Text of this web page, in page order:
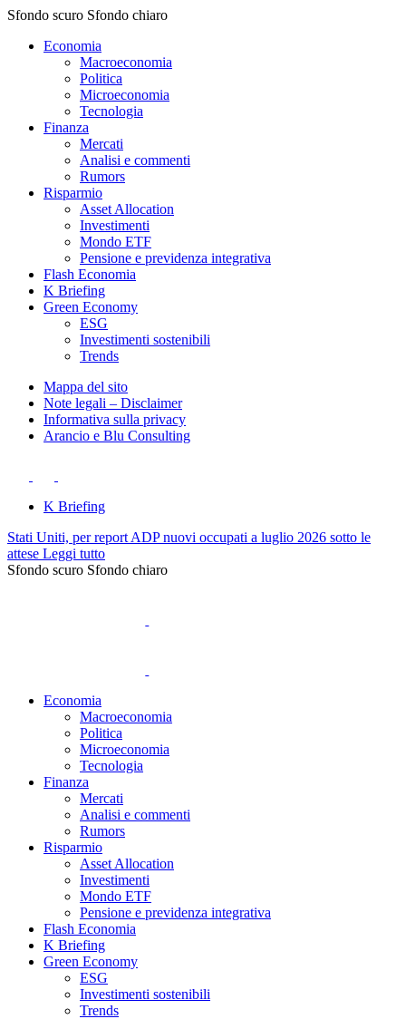
Sfondo scuro Sfondo chiaro
Economia
Macroeconomia
Politica
Microeconomia
Tecnologia
Finanza
Mercati
Analisi e commenti
Rumors
Risparmio
Asset Allocation
Investimenti
Mondo ETF
Pensione e previdenza integrativa
Flash Economia
K Briefing
Green Economy
ESG
Investimenti sostenibili
Trends
Mappa del sito
Note legali – Disclaimer
Informativa sulla privacy
Arancio e Blu Consulting
K Briefing
Stati Uniti, per report ADP nuovi occupati a luglio 2026 sotto le
attese Leggi tutto
Sfondo scuro Sfondo chiaro
Economia
Macroeconomia
Politica
Microeconomia
Tecnologia
Finanza
Mercati
Analisi e commenti
Rumors
Risparmio
Asset Allocation
Investimenti
Mondo ETF
Pensione e previdenza integrativa
Flash Economia
K Briefing
Green Economy
ESG
Investimenti sostenibili
Trends